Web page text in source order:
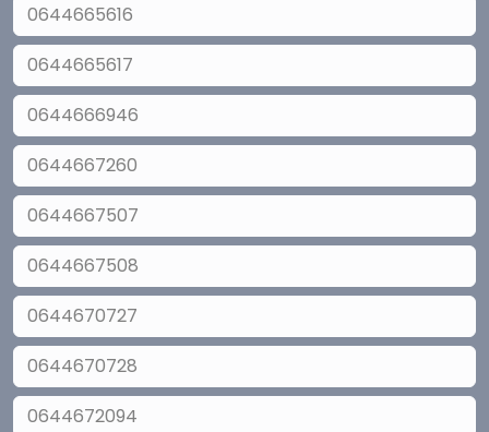
0644665616
0644665617
0644666946
0644667260
0644667507
0644667508
0644670727
0644670728
0644672094